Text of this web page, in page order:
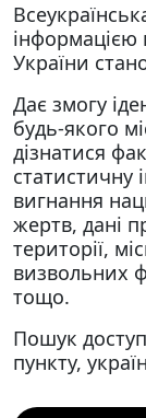
інформацією
України
Дає змогу
будь-якого
дізнатися
статистичну
вигнання
жертв, дані
території,
визвольних
тощо.
Пошук
пункту,